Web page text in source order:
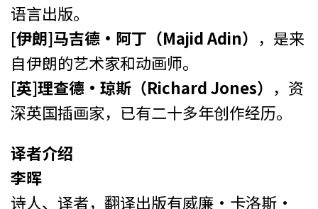
语言出版。
[伊朗]马吉德·阿丁（Majid Adin） ，是来
自伊朗的艺术家和动画师。
[英]理查德·琼斯（Richard Jones） ，资
深英国插画家，已有二十多年创作经历。
译者介绍
李晖
诗人、译者，翻译出版有威廉·卡洛斯·